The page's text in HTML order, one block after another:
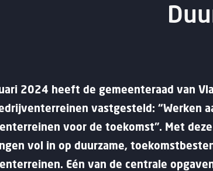
2024 heeft de gemeenteraad van
vastgesteld: “Werken
voor de toekomst”. Met
vol in op duurzame,
Eén van de centrale